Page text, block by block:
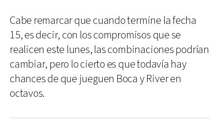
Cabe remarcar que cuando termine la fecha
15, es decir, con los compromisos que se
realicen este lunes, las combinaciones podrían
cambiar, pero lo cierto es que todavía hay
chances de que jueguen Boca y River en
octavos.